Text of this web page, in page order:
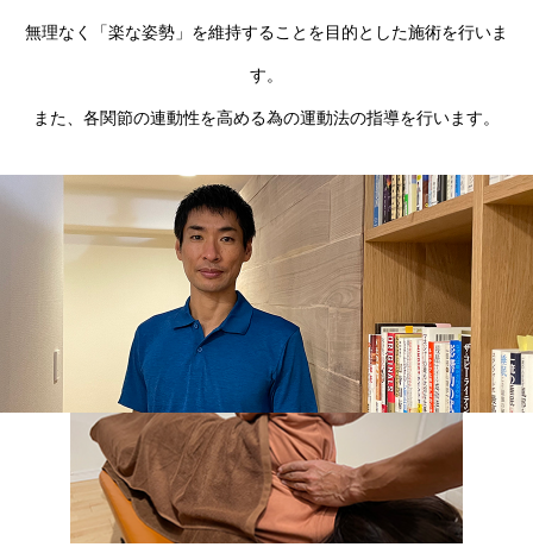
無理なく「楽な姿勢」を維持することを目的とした施術を行いま
す。
また、各関節の連動性を高める為の運動法の指導を行います。